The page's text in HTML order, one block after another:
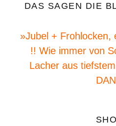
DAS SAGEN DIE
»Jubel + Frohlocken,
!! Wie immer von
Lacher aus